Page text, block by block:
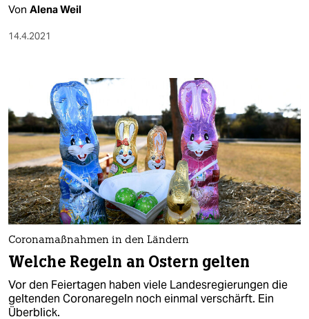
Von Alena Weil
14.4.2021
Coronamaßnahmen in den Ländern
Welche Regeln an Ostern gelten
Vor den Feiertagen haben viele Landesregierungen die
geltenden Coronaregeln noch einmal verschärft. Ein
Überblick.